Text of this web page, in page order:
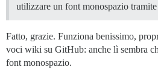
utilizzare un font monospazio
Fatto, grazie. Funziona benissimo,
voci wiki su GitHub: anche lì sembra
font monospazio.